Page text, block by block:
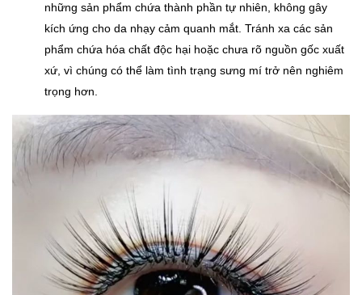
những sản phẩm chứa thành phần tự nhiên, không gây
kích ứng cho da nhạy cảm quanh mắt. Tránh xa các sản
phẩm chứa hóa chất độc hại hoặc chưa rõ nguồn gốc xuất
xứ, vì chúng có thể làm tình trạng sưng mí trở nên nghiêm
trọng hơn.